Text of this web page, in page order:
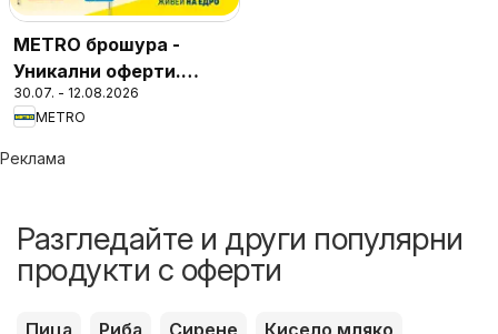
METRO брошура -
Уникални оферти.
Финални бройки
30.07. - 12.08.2026
METRO
Реклама
Разгледайте и други популярни
продукти с оферти